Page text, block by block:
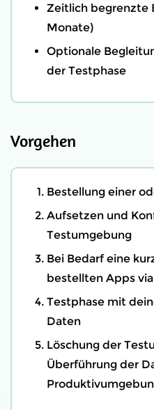
Zeitlich begrenzte
Monate)
Optionale
der Testphase
Vorgehen
Bestellung einer
Aufsetzen und
Testumgebung
Bei Bedarf eine
bestellten Apps
Testphase mit
Daten
Löschung der
Überführung der